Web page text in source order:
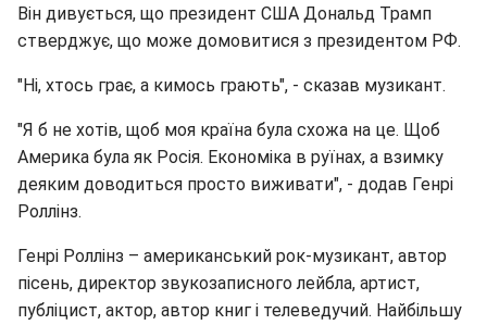
Він дивується, що президент США Дональд Трамп
стверджує, що може домовитися з президентом РФ.
"Ні, хтось грає, а кимось грають", - сказав музикант.
"Я б не хотів, щоб моя країна була схожа на це. Щоб
Америка була як Росія. Економіка в руїнах, а взимку
деяким доводиться просто виживати", - додав Генрі
Роллінз.
Генрі Роллінз – американський рок-музикант, автор
пісень, директор звукозаписного лейбла, артист,
публіцист, актор, автор книг і телеведучий. Найбільшу